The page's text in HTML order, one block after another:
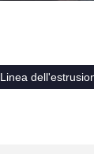
Linea